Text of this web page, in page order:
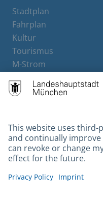
Stadtplan
Fahrplan
Kultur
Tourismus
M-Strom
Hotels
Contact
Barrierefreiheit
Leichte Sprache
Gebärdensprache